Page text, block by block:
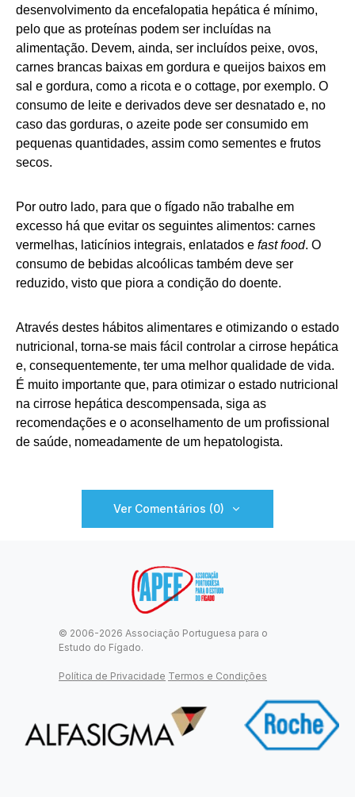
desenvolvimento da encefalopatia hepática é mínimo,
pelo que as proteínas podem ser incluídas na
alimentação. Devem, ainda, ser incluídos peixe, ovos,
carnes brancas baixas em gordura e queijos baixos em
sal e gordura, como a ricota e o cottage, por exemplo. O
consumo de leite e derivados deve ser desnatado e, no
caso das gorduras, o azeite pode ser consumido em
pequenas quantidades, assim como sementes e frutos
secos.
Por outro lado, para que o fígado não trabalhe em
excesso há que evitar os seguintes alimentos: carnes
vermelhas, laticínios integrais, enlatados e fast food. O
consumo de bebidas alcoólicas também deve ser
reduzido, visto que piora a condição do doente.
Através destes hábitos alimentares e otimizando o estado
nutricional, torna-se mais fácil controlar a cirrose hepática
e, consequentemente, ter uma melhor qualidade de vida.
É muito importante que, para otimizar o estado nutricional
na cirrose hepática descompensada, siga as
recomendações e o aconselhamento de um profissional
de saúde, nomeadamente de um hepatologista.
Ver Comentários (0)
© 2006-2026 Associação Portuguesa para o
Estudo do Fígado.
Política de Privacidade Termos e Condições